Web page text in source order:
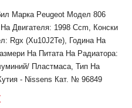
Марка Peugeot Модел 806
Двигателя: 1998 Ccm, Конски
Rgx (Xu10J2Te), Година На
На Питата На Радиатора:
Пластмаса, Тип На
- Nissens Кат. № 96849